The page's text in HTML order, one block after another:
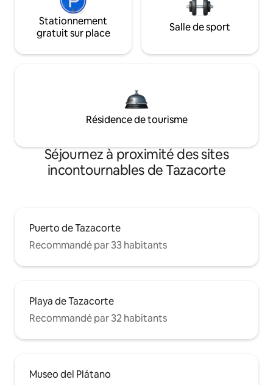
Stationnement
gratuit sur place
Salle de sport
Résidence de tourisme
Séjournez à proximité des sites
incontournables de Tazacorte
Puerto de Tazacorte
Recommandé par 33 habitants
Playa de Tazacorte
Recommandé par 32 habitants
Museo del Plátano